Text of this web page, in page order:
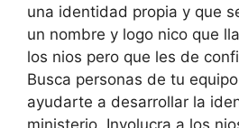
una identidad propia y que
un nombre y logo nico que
los nios pero que les de
Busca personas de tu
ayudarte a desarrollar la